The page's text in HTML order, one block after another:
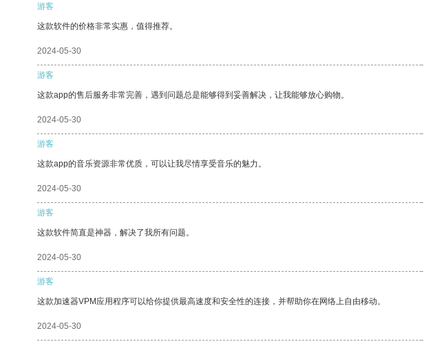
游客
这款软件的价格非常实惠，值得推荐。
2024-05-30
游客
这款app的售后服务非常完善，遇到问题总是能够得到妥善解决，让我能够放心购物。
2024-05-30
游客
这款app的音乐资源非常优质，可以让我尽情享受音乐的魅力。
2024-05-30
游客
这款软件简直是神器，解决了我所有问题。
2024-05-30
游客
这款加速器VPM应用程序可以给你提供最高速度和安全性的连接，并帮助你在网络上自由移动。
2024-05-30